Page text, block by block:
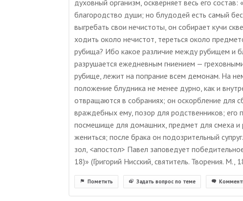
духовный организм, оскверняет весь его
благородство души; но блудодей есть самый
выгребать свои нечистоты, он собирает кучи
ходить около нечистот, тереться около
рубища? Ибо какое различие между рубищем и
разрушается ежедневным гниением —
рубище, лежит на попрание всем демонам. На
положение блудника не менее дурно, как и
отвращаются в собраниях; он оскорбление для
враждебных ему, позор для родственников; его
посмешище для домашних, предмет для смеха и
жениться; после брака он подозрительный
зол, <апостол> Павел заповедует
18)» (Григорий Нисский, святитель. Творения. М.,
Пометить Задать вопрос по теме